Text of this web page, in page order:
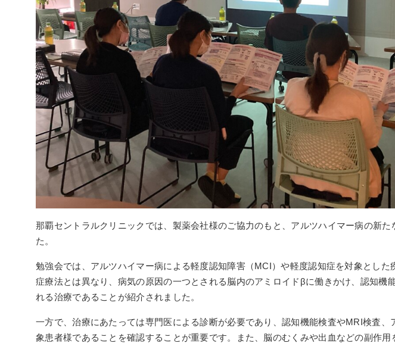
那覇セントラルクリニックでは、製薬会社様のご協力のもと、アルツハイマー病の新
た。
勉強会では、アルツハイマー病による軽度認知障害（MCI）や軽度認知症を対象とし
症療法とは異なり、病気の原因の一つとされる脳内のアミロイドβに働きかけ、認知機
れる治療であることが紹介されました。
一方で、治療にあたっては専門医による診断が必要であり、認知機能検査やMRI検査
象患者様であることを確認することが重要です。また、脳のむくみや出血などの副作